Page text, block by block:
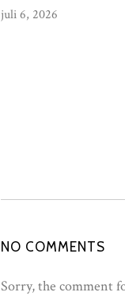
juli 6, 2026
NO COMMENTS
Sorry, the comment